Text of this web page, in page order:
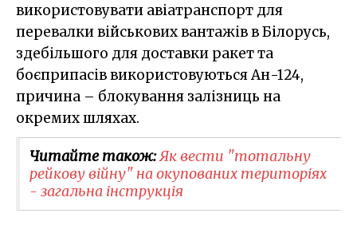
використовувати авіатранспорт для
перевалки військових вантажів в Білорусь,
здебільшого для доставки ракет та
боєприпасів використовуються Ан-124,
причина – блокування залізниць на
окремих шляхах.
Читайте також:Як вести "тотальну
рейкову війну" на окупованих територіях
- загальна інструкція